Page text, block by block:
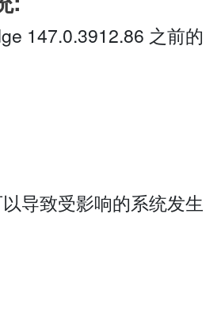
147.0.3912.86 之前的
导致受影响的系统发生